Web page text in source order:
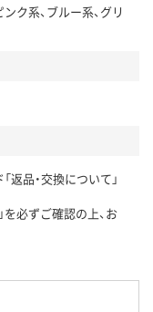
ンク系、ブルー系、グリ
返品・交換について」
」を必ずご確認の上、お